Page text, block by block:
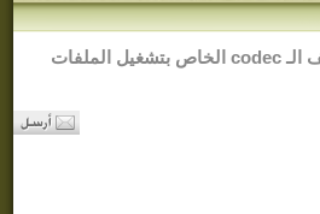
لتنزيل وتركيب ملف الـ codec الخاص بتشغيل الملفات